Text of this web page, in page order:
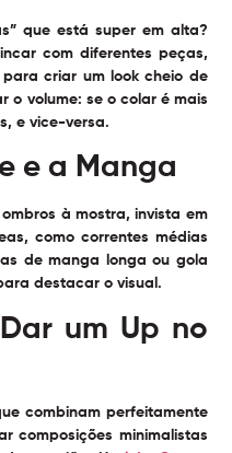
que está super em alta?
com diferentes peças,
criar um look cheio de
o volume: se o colar é mais
e vice-versa.
e a Manga
à mostra, invista em
como correntes médias
de manga longa ou gola
destacar o visual.
um Up no
combinam perfeitamente
composições minimalistas